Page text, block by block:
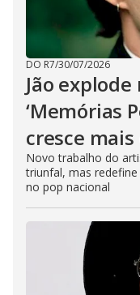
DO R7/30/07/2026
Jão
‘Memórias
cresce mais
Novo trabalho do
triunfal, mas
no pop nacional